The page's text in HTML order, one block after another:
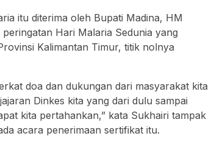
itu diterima oleh Bupati Madina, HM
Hari Malaria Sedunia yang
Kalimantan Timur, titik nolnya
doa dan dukungan dari masyarakat kita
Dinkes kita yang dari dulu sampai
kita pertahankan,” kata Sukhairi tampak
acara penerimaan sertifikat itu.